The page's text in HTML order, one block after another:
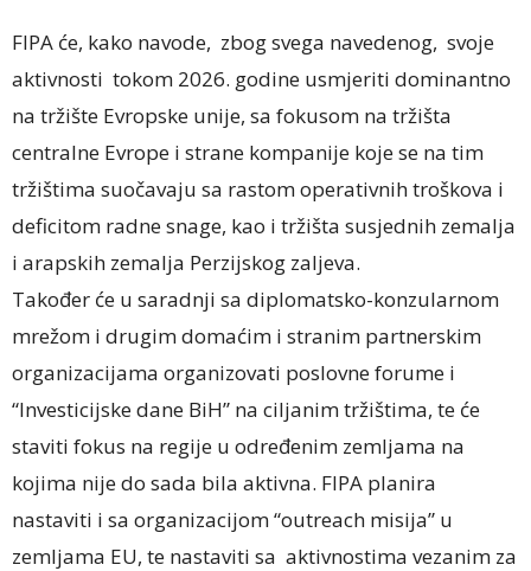
FIPA će, kako navode, zbog svega navedenog, svoje
aktivnosti tokom 2026. godine usmjeriti dominantno
na tržište Evropske unije, sa fokusom na tržišta
centralne Evrope i strane kompanije koje se na tim
tržištima suočavaju sa rastom operativnih troškova i
deficitom radne snage, kao i tržišta susjednih zemalja
i arapskih zemalja Perzijskog zaljeva.
Također će u saradnji sa diplomatsko-konzularnom
mrežom i drugim domaćim i stranim partnerskim
organizacijama organizovati poslovne forume i
“Investicijske dane BiH” na ciljanim tržištima, te će
staviti fokus na regije u određenim zemljama na
kojima nije do sada bila aktivna. FIPA planira
nastaviti i sa organizacijom “outreach misija” u
zemljama EU, te nastaviti sa aktivnostima vezanim za